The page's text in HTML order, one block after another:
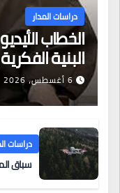
دراسات المدار
الخطاب
البنية
6 أغسطس، 2026
دراسات
سباق